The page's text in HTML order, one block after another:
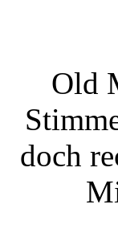
Old
doch